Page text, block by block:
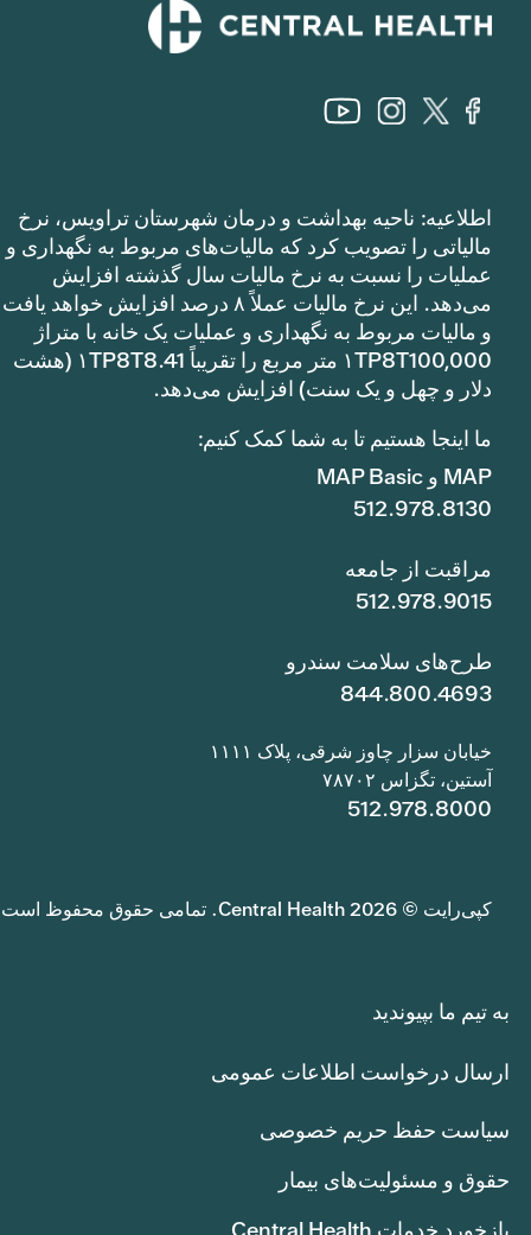
اطلاعیه: ناحیه بهداشت و درمان شهرستان تراویس، نرخ
مالیاتی را تصویب کرد که مالیات‌های مربوط به نگهداری و
عملیات را نسبت به نرخ مالیات سال گذشته افزایش
می‌دهد. این نرخ مالیات عملاً ۸ درصد افزایش خواهد یافت
و مالیات مربوط به نگهداری و عملیات یک خانه با متراژ
۱TP8T100,000 متر مربع را تقریباً ۱TP8T8.41 (هشت
دلار و چهل و یک سنت) افزایش می‌دهد.
ما اینجا هستیم تا به شما کمک کنیم:
MAP و MAP Basic
512.978.8130
مراقبت از جامعه
512.978.9015
طرح‌های سلامت سندرو
844.800.4693
خیابان سزار چاوز شرقی، پلاک ۱۱۱۱
آستین، تگزاس ۷۸۷۰۲
512.978.8000
کپی‌رایت © 2026 Central Health. تمامی حقوق محفوظ است.
به تیم ما بپیوندید
ارسال درخواست اطلاعات عمومی
سیاست حفظ حریم خصوصی
حقوق و مسئولیت‌های بیمار
بازخورد خدمات Central Health